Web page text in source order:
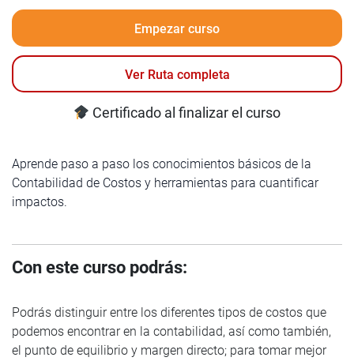
Empezar curso
Ver Ruta completa
Certificado al finalizar el curso
Aprende paso a paso los conocimientos básicos de la
Contabilidad de Costos y herramientas para cuantificar
impactos.
Con este curso podrás:
Podrás distinguir entre los diferentes tipos de costos que
podemos encontrar en la contabilidad, así como también,
el punto de equilibrio y margen directo; para tomar mejor